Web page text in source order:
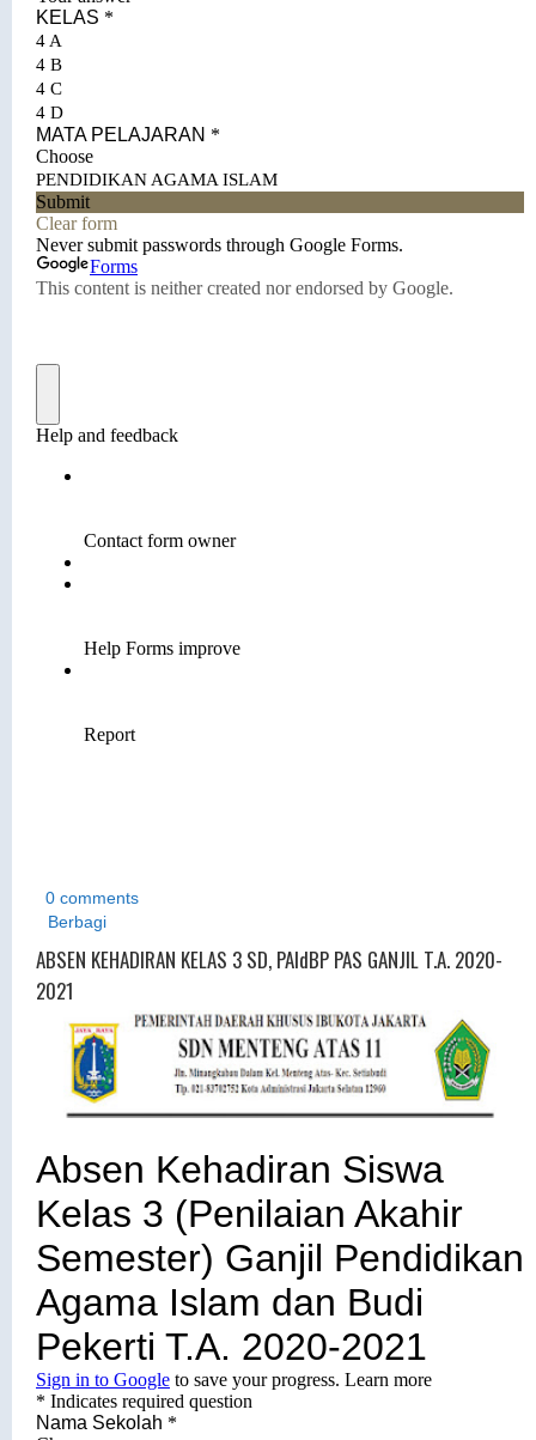
0 comments
Berbagi
ABSEN KEHADIRAN KELAS 3 SD, PAIdBP PAS GANJIL T.A. 2020-
2021